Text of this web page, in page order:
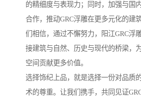
的精细度与表现力；同时，加强与国
合作，推动GRC浮雕在更多元化的建
们相信，通过不懈努力，阳江GRC浮
接建筑与自然、历史与现代的桥梁，
空间贡献更多价值。
选择饰纪上品，就是选择一份对品质
术的尊重。让我们携手，共同见证